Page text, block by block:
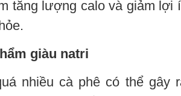
tăng lượng calo và giảm lợi
giàu natri
nhiều cà phê có thể gây